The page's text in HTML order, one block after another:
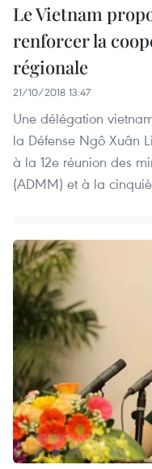
Le Vietnam
renforcer la
régionale
21/10/2018 13:47
Une délégation
la Défense Ngô Xuân
à la 12e réunion des
(ADMM) et à la